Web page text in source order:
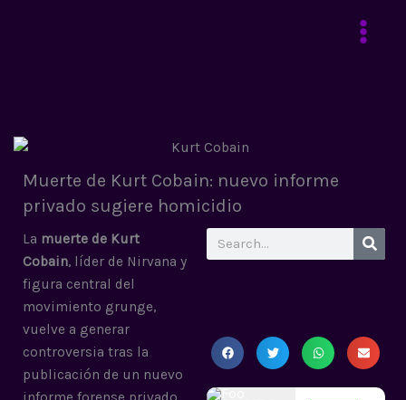
Muerte de Kurt Cobain: nuevo informe
privado sugiere homicidio
La muerte de Kurt
Cobain, líder de Nirvana y
figura central del
movimiento grunge,
vuelve a generar
controversia tras la
publicación de un nuevo
Search